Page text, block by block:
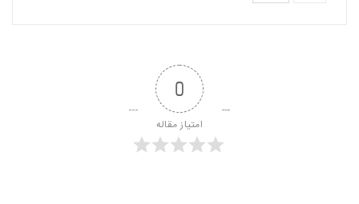
0
امتیاز مقاله